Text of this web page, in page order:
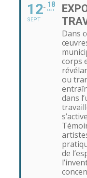
12
SEPT
18
OCT
Dans
corps
ou
dans
de